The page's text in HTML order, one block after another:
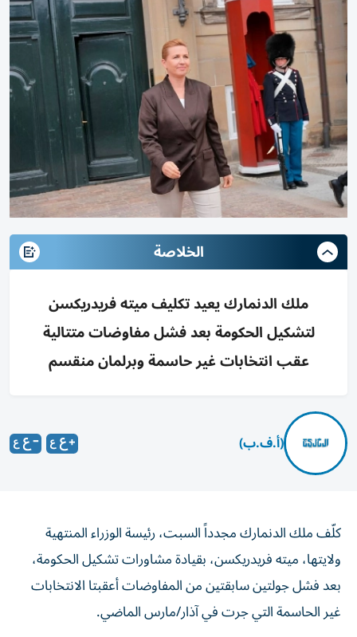
الخلاصة
ملك الدنمارك يعيد تكليف ميته فريدريكسن
لتشكيل الحكومة بعد فشل مفاوضات متتالية
عقب انتخابات غير حاسمة وبرلمان منقسم
(أ.ف.ب)
كلّف ملك الدنمارك مجدداً السبت، رئيسة الوزراء المنتهية
ولايتها، ميته فريدريكسن، بقيادة مشاورات تشكيل الحكومة،
بعد فشل جولتين سابقتين من المفاوضات أعقبتا الانتخابات
غير الحاسمة التي جرت في آذار/مارس الماضي.